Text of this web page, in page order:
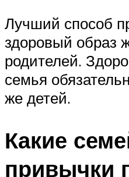
Лучший способ
здоровый образ
родителей.
семья
же детей.
Какие
привычки